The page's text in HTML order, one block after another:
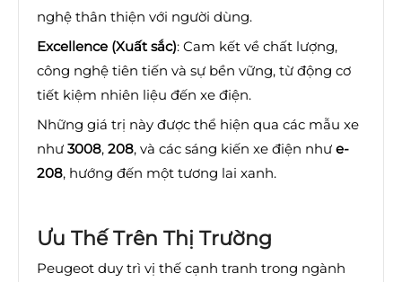
nghệ thân thiện với người dùng.
Excellence (Xuất sắc): Cam kết về chất lượng,
công nghệ tiên tiến và sự bền vững, từ động cơ
tiết kiệm nhiên liệu đến xe điện.
Những giá trị này được thể hiện qua các mẫu xe
như 3008, 208, và các sáng kiến xe điện như e-
208, hướng đến một tương lai xanh.
Ưu Thế Trên Thị Trường
Peugeot duy trì vị thế cạnh tranh trong ngành